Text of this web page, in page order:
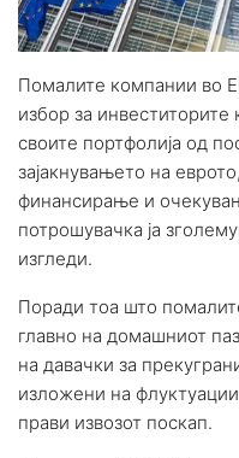
Помалите компании во
избор за инвеститорите
своите портфолија од
зајакнувањето на
финансирање и
потрошувачка ја
изгледи.
Поради тоа што
главно на домашниот
на давачки за
изложени на флуктуации
прави извозот поскап.